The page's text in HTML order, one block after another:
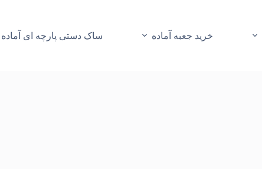
خرید جعبه آماده ساک دستی پارچه ای آماده